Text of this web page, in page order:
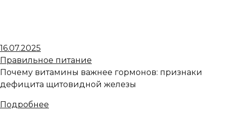
16.07.2025
Правильное питание
Почему витамины важнее гормонов: признаки
дефицита щитовидной железы
Подробнее